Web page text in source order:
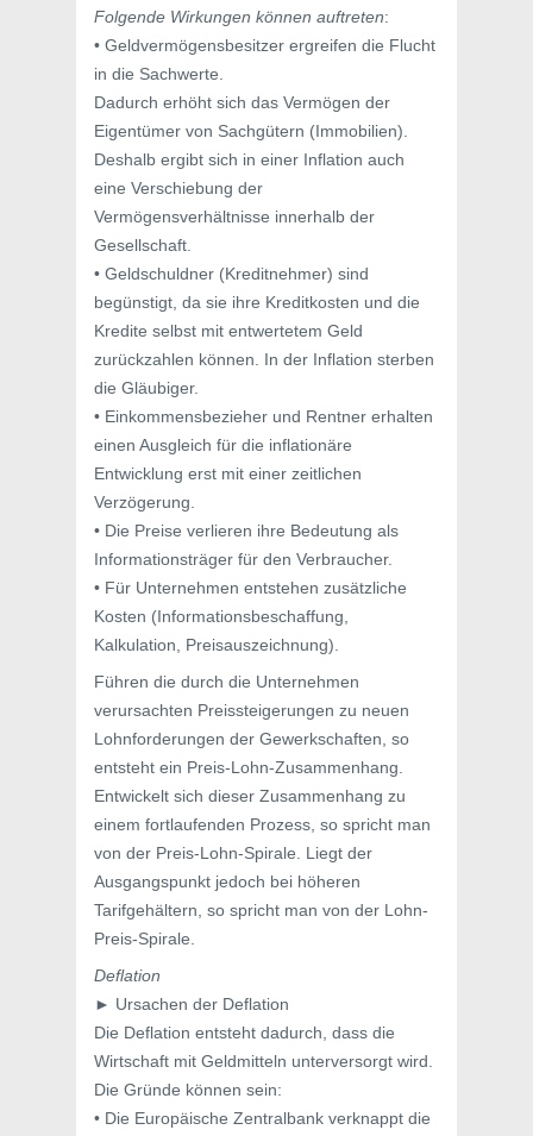
Folgende Wirkungen können auftreten:
• Geldvermögensbesitzer ergreifen die Flucht
in die Sachwerte.
Dadurch erhöht sich das Vermögen der
Eigentümer von Sachgütern (Immobilien).
Deshalb ergibt sich in einer Inflation auch
eine Verschiebung der
Vermögensverhältnisse innerhalb der
Gesellschaft.
• Geldschuldner (Kreditnehmer) sind
begünstigt, da sie ihre Kreditkosten und die
Kredite selbst mit entwertetem Geld
zurückzahlen können. In der Inflation sterben
die Gläubiger.
• Einkommensbezieher und Rentner erhalten
einen Ausgleich für die inflationäre
Entwicklung erst mit einer zeitlichen
Verzögerung.
• Die Preise verlieren ihre Bedeutung als
Informationsträger für den Verbraucher.
• Für Unternehmen entstehen zusätzliche
Kosten (Informationsbeschaffung,
Kalkulation, Preisauszeichnung).
Führen die durch die Unternehmen
verursachten Preissteigerungen zu neuen
Lohnforderungen der Gewerkschaften, so
entsteht ein Preis-Lohn-Zusammenhang.
Entwickelt sich dieser Zusammenhang zu
einem fortlaufenden Prozess, so spricht man
von der Preis-Lohn-Spirale. Liegt der
Ausgangspunkt jedoch bei höheren
Tarifgehältern, so spricht man von der Lohn-
Preis-Spirale.
Deflation
► Ursachen der Deflation
Die Deflation entsteht dadurch, dass die
Wirtschaft mit Geldmitteln unterversorgt wird.
Die Gründe können sein:
• Die Europäische Zentralbank verknappt die